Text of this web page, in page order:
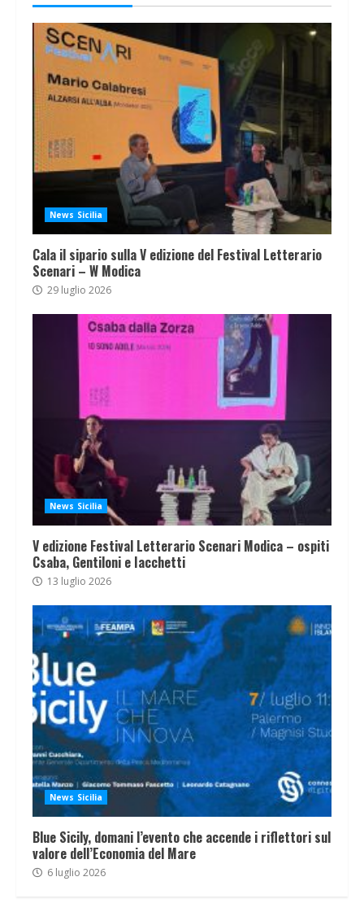
News Sicilia
Cala il sipario sulla V edizione del Festival Letterario
Scenari – W Modica
29 luglio 2026
News Sicilia
V edizione Festival Letterario Scenari Modica – ospiti
Csaba, Gentiloni e Iacchetti
13 luglio 2026
News Sicilia
Blue Sicily, domani l’evento che accende i riflettori sul
valore dell’Economia del Mare
6 luglio 2026